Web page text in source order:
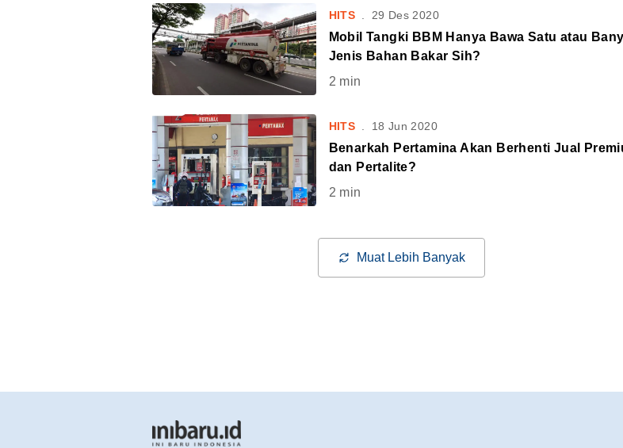
HITS 29 Des 2020
Mobil Tangki BBM Hanya Bawa Satu atau
Jenis Bahan Bakar Sih?
2 min
HITS 18 Jun 2020
Benarkah Pertamina Akan Berhenti Jual
dan Pertalite?
2 min
Muat Lebih Banyak